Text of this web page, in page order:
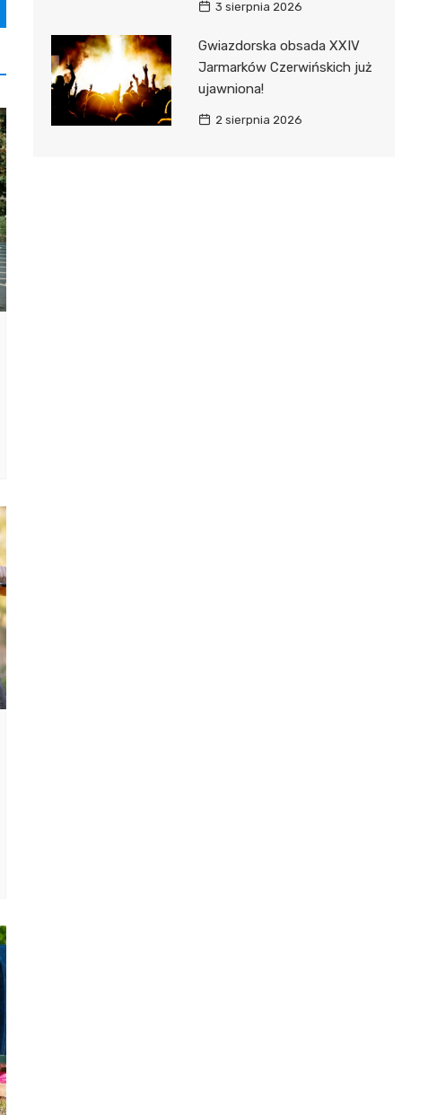
3 sierpnia 2026
Gwiazdorska obsada XXIV
Jarmarków Czerwińskich już
ujawniona!
2 sierpnia 2026